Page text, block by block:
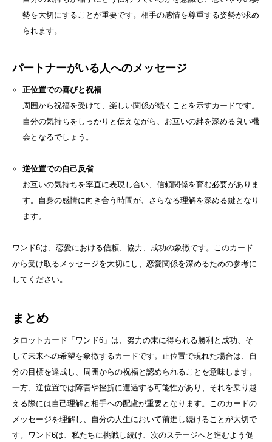
勢を大切にすることが重要です。相手の感情を尊重する姿勢が求め
られます。
パートナーがいる人へのメッセージ
正位置での喜びと祝福
周囲から祝福を受けて、楽しい関係が続くことを示すカードです。
自分の気持ちをしっかりと伝えながら、お互いの絆を深める良い機
会となるでしょう。
逆位置での自己反省
お互いの気持ちを率直に表現し合い、信頼関係を育む必要がありま
す。自身の感情に向き合う時間が、さらなる理解を深める鍵となり
ます。
ワンド6は、恋愛における信頼、協力、成功の象徴です。このカード
から受け取るメッセージを大切にし、恋愛関係を深めるための参考に
してください。
まとめ
タロットカード「ワンド6」は、努力の末に得られる勝利と成功、そ
して未来への希望を象徴するカードです。正位置で現れた場合は、自
分の目標を達成し、周囲からの祝福と認められることを意味します。
一方、逆位置では障害や挫折に遭遇する可能性があり、それを乗り越
える際には自己理解と相手への配慮が重要となります。このカードの
メッセージを理解し、自分の人生において前進し続けることが大切で
す。ワンド6は、私たちに挑戦し続け、次のステージへと進むよう促